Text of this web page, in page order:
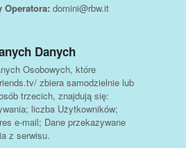
Operatora: domini@rbw.it
Danych
Osobowych, które
zbiera samodzielnie lub
trzecich, znajdują się:
liczba Użytkowników;
e-mail; Dane przekazywane
z serwisu.